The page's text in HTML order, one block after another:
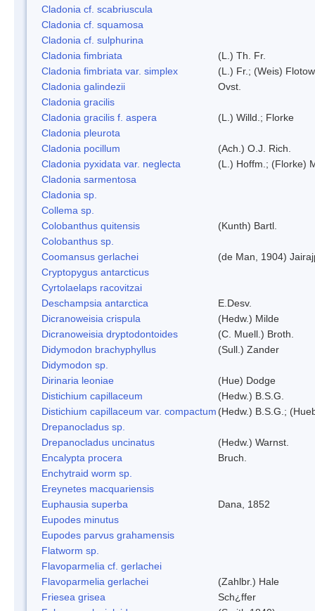
Cladonia cf. scabriuscula
Cladonia cf. squamosa
Cladonia cf. sulphurina
Cladonia fimbriata
(L.) Th. Fr.
Cladonia fimbriata var. simplex
(L.) Fr.; (Weis) Flotow
Cladonia galindezii
Ovst.
Cladonia gracilis
Cladonia gracilis f. aspera
(L.) Willd.; Florke
Cladonia pleurota
Cladonia pocillum
(Ach.) O.J. Rich.
Cladonia pyxidata var. neglecta
(L.) Hoffm.; (Florke)
Cladonia sarmentosa
Cladonia sp.
Collema sp.
Colobanthus quitensis
(Kunth) Bartl.
Colobanthus sp.
Coomansus gerlachei
(de Man, 1904)
Cryptopygus antarcticus
Cyrtolaelaps racovitzai
Deschampsia antarctica
E.Desv.
Dicranoweisia crispula
(Hedw.) Milde
Dicranoweisia dryptodontoides
(C. Muell.) Broth.
Didymodon brachyphyllus
(Sull.) Zander
Didymodon sp.
Dirinaria leoniae
(Hue) Dodge
Distichium capillaceum
(Hedw.) B.S.G.
Distichium capillaceum var. compactum (Hedw.) B.S.G.;
Drepanocladus sp.
Drepanocladus uncinatus
(Hedw.) Warnst.
Encalypta procera
Bruch.
Enchytraid worm sp.
Ereynetes macquariensis
Euphausia superba
Dana, 1852
Eupodes minutus
Eupodes parvus grahamensis
Flatworm sp.
Flavoparmelia cf. gerlachei
Flavoparmelia gerlachei
(Zahlbr.) Hale
Friesea grisea
Sch¿ffer